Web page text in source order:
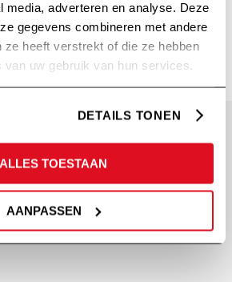
media, adverteren en analyse. Deze
gegevens combineren met andere
ze heeft verstrekt of die ze hebben
uw gebruik van hun services.
DETAILS TONEN
ALLES TOESTAAN
AANPASSEN
PRIVACY
Cookie statement
Privacy policy